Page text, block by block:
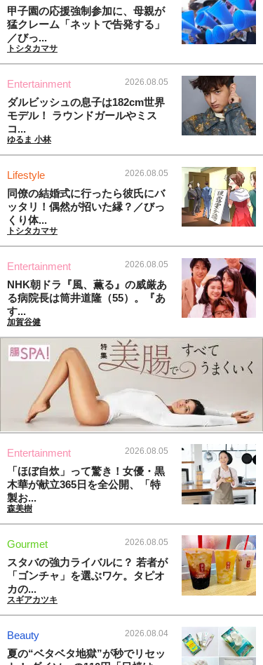
甲子園の応援強制参加に、母親が
猛クレーム「ネットで告発する」
／びっ...
トシタカマサ
Entertainment 2026.08.05
ダルビッシュの息子は182cm世界
モデル！ ラウンドガールやミス
コ...
ゆるま 小林
Lifestyle 2026.08.05
同僚の結婚式に行ったら彼氏にバ
ッタリ！偶然が招いた縁？／びっ
くり体...
トシタカマサ
Entertainment 2026.08.05
NHK朝ドラ『風、薫る』の威厳あ
る病院長は筒井道隆（55）。『あ
す...
加賀谷健
Entertainment 2026.08.05
「ほぼ自炊」って驚き！女優・黒
木華が献立365日を全公開、「特
製お...
森美樹
Gourmet 2026.08.05
スタバの強力ライバルに？ 若者が
「ゴンチャ」を選ぶワケ。タピオ
カの...
スギアカツキ
Beauty 2026.08.04
夏の“ベタベタ地獄”が秒でリセッ